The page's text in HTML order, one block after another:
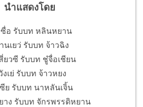
นำแสดงโดย
ซื่อ รับบท หลินหยาน
นเยว่ รับบท จ้าวฉิง
สี่ยวซี รับบท ชู๋จื่อเชียน
งเย่ รับบท จ้าวหยง
ย รับบท นาหลันเจิ้น
าง รับบท จักรพรรดิหยาน